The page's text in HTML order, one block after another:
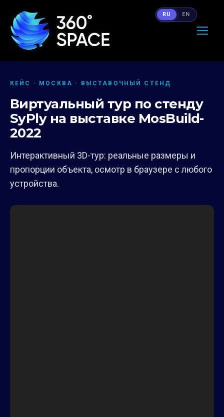
КЕЙС · МОСКВА · ВЫСТАВОЧНЫЙ СТЕНД
Виртуальный тур по стенду
SyPly на выставке MosBuild-
2022
Интерактивный 3D-тур: реальные размеры и
пропорции объекта, осмотр в браузере с любого
устройства.
RU EN